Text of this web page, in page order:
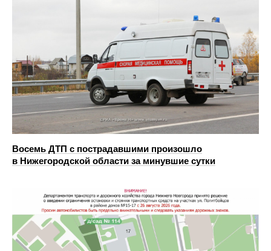
Восемь ДТП с пострадавшими произошло
в Нижегородской области за минувшие сутки